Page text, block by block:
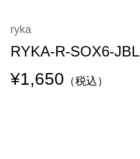
ryka
RYKA-R-SOX6-JBL
¥1,650 （税込）